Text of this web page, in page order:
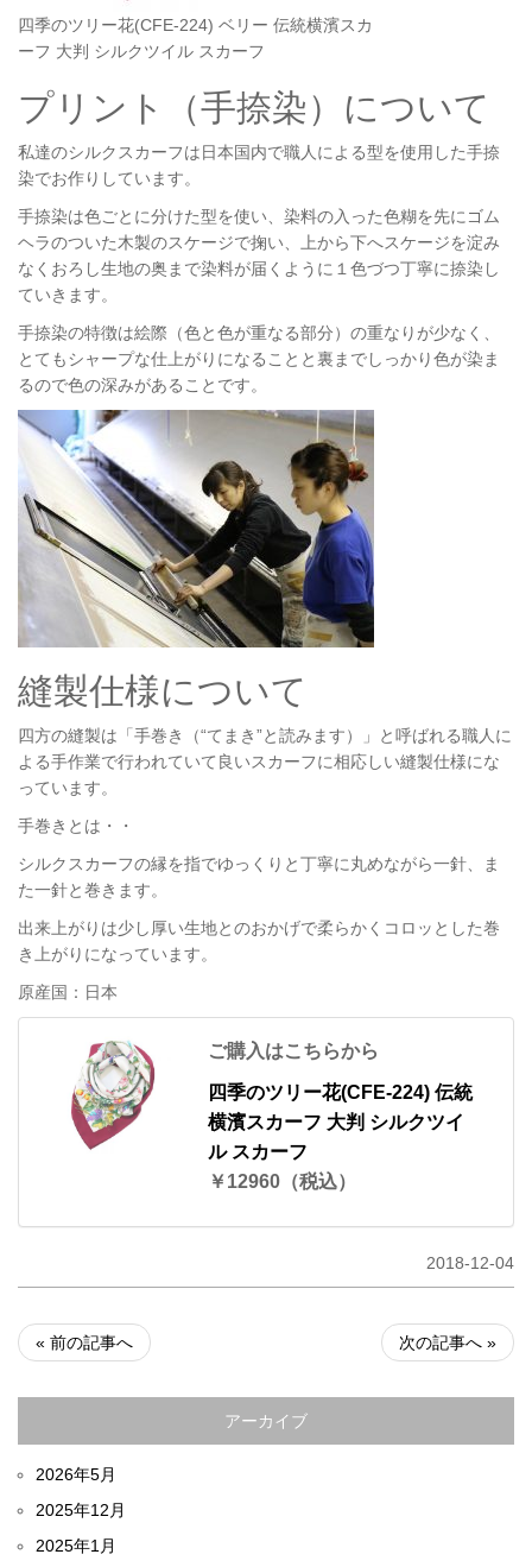
四季のツリー花(CFE-224) ベリー 伝統横濱スカ
ーフ 大判 シルクツイル スカーフ
プリント（手捺染）について
私達のシルクスカーフは日本国内で職人による型を使用した手捺
染でお作りしています。
手捺染は色ごとに分けた型を使い、染料の入った色糊を先にゴム
ヘラのついた木製のスケージで掬い、上から下へスケージを淀み
なくおろし生地の奥まで染料が届くように１色づつ丁寧に捺染し
ていきます。
手捺染の特徴は絵際（色と色が重なる部分）の重なりが少なく、
とてもシャープな仕上がりになることと裏までしっかり色が染ま
るので色の深みがあることです。
縫製仕様について
四方の縫製は「手巻き（“てまき”と読みます）」と呼ばれる職人に
よる手作業で行われていて良いスカーフに相応しい縫製仕様にな
っています。
手巻きとは・・
シルクスカーフの縁を指でゆっくりと丁寧に丸めながら一針、ま
た一針と巻きます。
出来上がりは少し厚い生地とのおかげで柔らかくコロッとした巻
き上がりになっています。
原産国：日本
ご購入はこちらから
四季のツリー花(CFE-224) 伝統
横濱スカーフ 大判 シルクツイ
ル スカーフ
￥12960（税込）
2018-12-04
« 前の記事へ 次の記事へ »
アーカイブ
2026年5月
2025年12月
2025年1月